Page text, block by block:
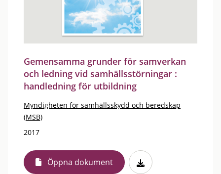
Gemensamma grunder för samverkan
och ledning vid samhällsstörningar :
handledning för utbildning
Myndigheten för samhällsskydd och beredskap
(MSB)
2017
Öppna dokument